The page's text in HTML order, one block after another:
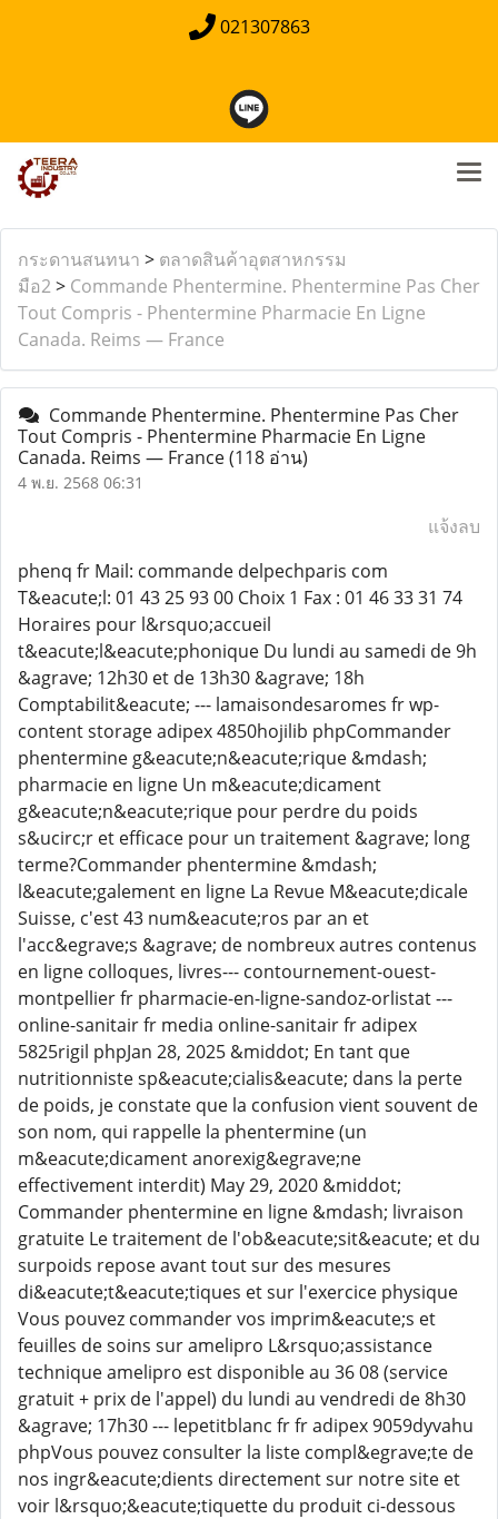
021307863
กระดานสนทนา > ตลาดสินค้าอุตสาหกรรม
มือ2> Commande Phentermine. Phentermine Pas Cher
Tout Compris - Phentermine Pharmacie En Ligne
Canada. Reims — France
Commande Phentermine. Phentermine Pas Cher
Tout Compris - Phentermine Pharmacie En Ligne
Canada. Reims — France(118 อ่าน)
4 พ.ย. 2568 06:31
แจ้งลบ
phenq fr Mail: commande delpechparis com
T&eacute;l: 01 43 25 93 00 Choix 1 Fax : 01 46 33 31 74
Horaires pour l&rsquo;accueil
t&eacute;l&eacute;phonique Du lundi au samedi de 9h
&agrave; 12h30 et de 13h30 &agrave; 18h
Comptabilit&eacute; --- lamaisondesaromes fr wp-
content storage adipex 4850hojilib phpCommander
phentermine g&eacute;n&eacute;rique &mdash;
pharmacie en ligne Un m&eacute;dicament
g&eacute;n&eacute;rique pour perdre du poids
s&ucirc;r et efficace pour un traitement &agrave; long
terme?Commander phentermine &mdash;
l&eacute;galement en ligne La Revue M&eacute;dicale
Suisse, c'est 43 num&eacute;ros par an et
l'acc&egrave;s &agrave; de nombreux autres contenus
en ligne colloques, livres--- contournement-ouest-
montpellier fr pharmacie-en-ligne-sandoz-orlistat ---
online-sanitair fr media online-sanitair fr adipex
5825rigil phpJan 28, 2025 &middot; En tant que
nutritionniste sp&eacute;cialis&eacute; dans la perte
de poids, je constate que la confusion vient souvent de
son nom, qui rappelle la phentermine (un
m&eacute;dicament anorexig&egrave;ne
effectivement interdit) May 29, 2020 &middot;
Commander phentermine en ligne &mdash; livraison
gratuite Le traitement de l'ob&eacute;sit&eacute; et du
surpoids repose avant tout sur des mesures
di&eacute;t&eacute;tiques et sur l'exercice physique
Vous pouvez commander vos imprim&eacute;s et
feuilles de soins sur amelipro L&rsquo;assistance
technique amelipro est disponible au 36 08 (service
gratuit + prix de l'appel) du lundi au vendredi de 8h30
&agrave; 17h30 --- lepetitblanc fr fr adipex 9059dyvahu
phpVous pouvez consulter la liste compl&egrave;te de
nos ingr&eacute;dients directement sur notre site et
voir l&rsquo;&eacute;tiquette du produit ci-dessous